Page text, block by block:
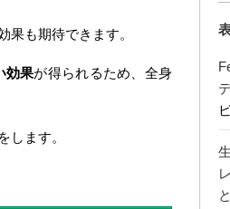
も期待できます。
効果が得られるため、全身
します。